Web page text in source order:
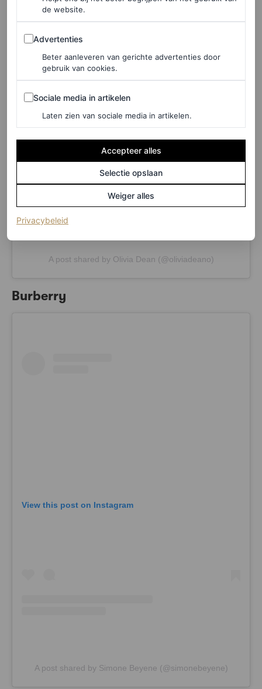
View this post on Instagram
A post shared by Olivia Dean (@oliviadeano)
Burberry
View this post on Instagram
A post shared by Simone Beyene (@simonebeyene)
de website.
Advertenties
Advertenties
Beter aanleveren van gerichte advertenties door
gebruik van cookies.
Sociale media in artikelen
Sociale media in artikelen
Laten zien van sociale media in artikelen.
Accepteer alles
Selectie opslaan
Weiger alles
Privacybeleid